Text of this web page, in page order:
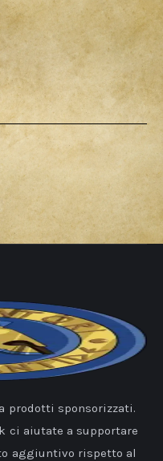
prodotti sponsorizzati.
ci aiutate a supportare
aggiuntivo rispetto al